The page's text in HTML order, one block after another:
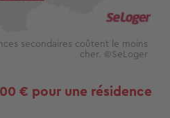
secondaires coûtent le moins
cher. ©SeLoger
€ pour une résidence